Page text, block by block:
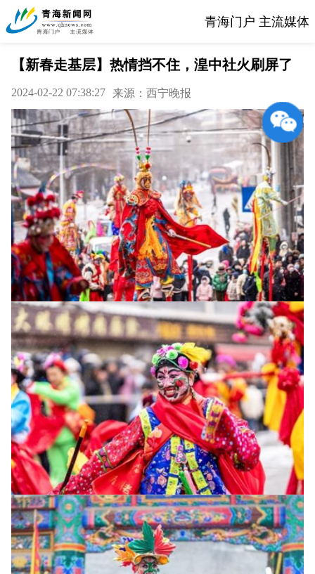
青海门户 主流媒体
【新春走基层】热情挡不住，湟中社火刷屏了
2024-02-22 07:38:27 来源：西宁晚报